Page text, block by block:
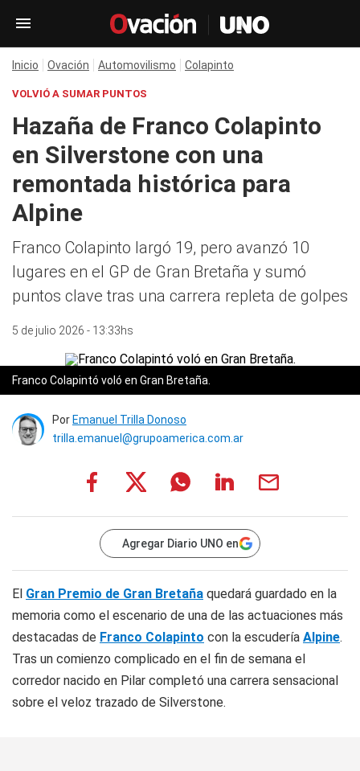
Inicio Ovación Automovilismo Colapinto
VOLVIÓ A SUMAR PUNTOS
Hazaña de Franco Colapinto
en Silverstone con una
remontada histórica para
Alpine
Franco Colapinto largó 19, pero avanzó 10
lugares en el GP de Gran Bretaña y sumó
puntos clave tras una carrera repleta de golpes
5 de julio 2026 - 13:33hs
Franco Colapintó voló en Gran Bretaña.
Por Emanuel Trilla Donoso
trilla.emanuel@grupoamerica.com.ar
Agregar Diario UNO en
El Gran Premio de Gran Bretaña quedará guardado en la
memoria como el escenario de una de las actuaciones más
destacadas de Franco Colapinto con la escudería Alpine.
Tras un comienzo complicado en el fin de semana el
corredor nacido en Pilar completó una carrera sensacional
sobre el veloz trazado de Silverstone.